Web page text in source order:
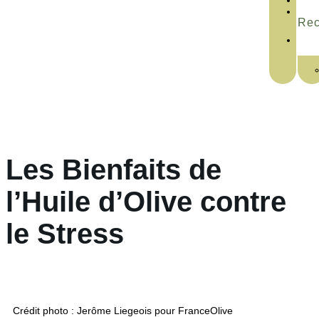
Les Bienfaits de
l’Huile d’Olive contre
le Stress
Crédit photo : Jerôme Liegeois pour FranceOlive